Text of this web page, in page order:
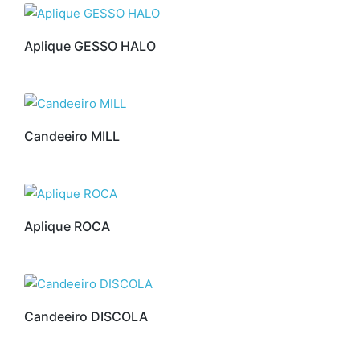
Aplique GESSO HALO
Candeeiro MILL
Aplique ROCA
Candeeiro DISCOLA